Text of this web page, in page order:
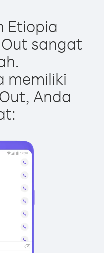
Etiopia
sangat
memiliki
Anda